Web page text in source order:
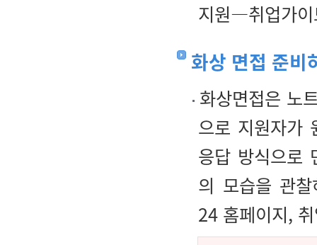
지원―취업가
화상 면접 준비
화상면접은 노
으로 지원자가
응답 방식으로
의 모습을 관
24 홈페이지,